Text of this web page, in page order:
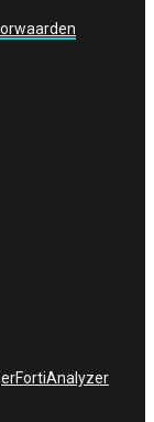
FortiAnalyzer